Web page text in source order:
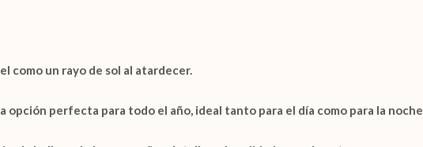
como un rayo de sol al atardecer.
perfecta para todo el año, ideal tanto para el día como para la noche.